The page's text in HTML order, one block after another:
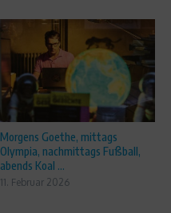
Morgens Goethe, mittags
Olympia, nachmittags Fußball,
abends Koal ...
11. Februar 2026